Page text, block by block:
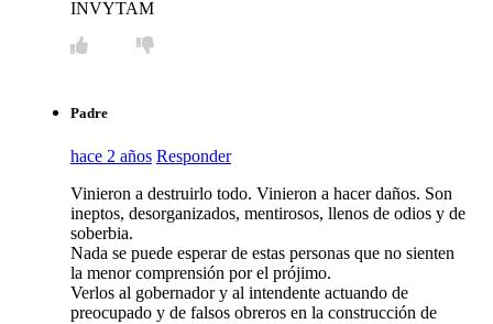
INVYTAM
Padre
hace 2 años Responder
Vinieron a destruirlo todo. Vinieron a hacer daños. Son
ineptos, desorganizados, mentirosos, llenos de odios y de
soberbia.
Nada se puede esperar de estas personas que no sienten
la menor comprensión por el prójimo.
Verlos al gobernador y al intendente actuando de
preocupado y de falsos obreros en la construcción de